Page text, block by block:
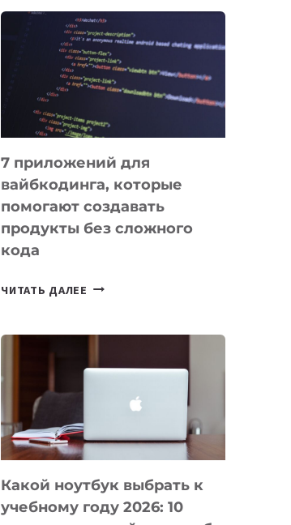
ПОЛЕЗНЫХ
ИНСТРУМЕНТОВ
ДЛЯ
РАБОТЫ
7 приложений для
вайбкодинга, которые
помогают создавать
продукты без сложного
кода
ЧИТАТЬ ДАЛЕЕ
КОТОРЫЕ
СОЗДАВАТЬ
БЕЗ
КОДА
Какой ноутбук выбрать к
учебному году 2026: 10